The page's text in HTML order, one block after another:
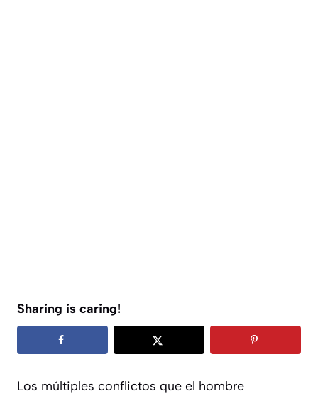
Sharing is caring!
Los múltiples conflictos que el hombre